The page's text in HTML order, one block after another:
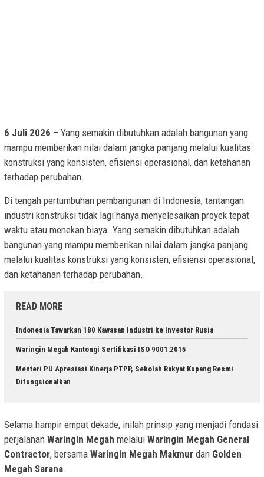
6 Juli 2026 – Yang semakin dibutuhkan adalah bangunan yang
mampu memberikan nilai dalam jangka panjang melalui kualitas
konstruksi yang konsisten, efisiensi operasional, dan ketahanan
terhadap perubahan.
Di tengah pertumbuhan pembangunan di Indonesia, tantangan
industri konstruksi tidak lagi hanya menyelesaikan proyek tepat
waktu atau menekan biaya. Yang semakin dibutuhkan adalah
bangunan yang mampu memberikan nilai dalam jangka panjang
melalui kualitas konstruksi yang konsisten, efisiensi operasional,
dan ketahanan terhadap perubahan.
READ MORE
Indonesia Tawarkan 180 Kawasan Industri ke Investor Rusia
Waringin Megah Kantongi Sertifikasi ISO 9001:2015
Menteri PU Apresiasi Kinerja PTPP, Sekolah Rakyat Kupang Resmi
Difungsionalkan
Selama hampir empat dekade, inilah prinsip yang menjadi fondasi
perjalanan Waringin Megah melalui Waringin Megah General
Contractor, bersama Waringin Megah Makmur dan Golden
Megah Sarana.